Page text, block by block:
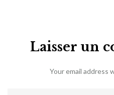
Laisser un
Your email address